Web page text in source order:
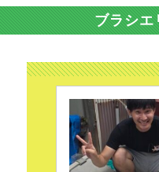
ブラシエ